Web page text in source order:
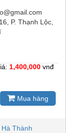
P. Thạnh Lộc,
1,400,000 vnđ
Mua hàng
Thành